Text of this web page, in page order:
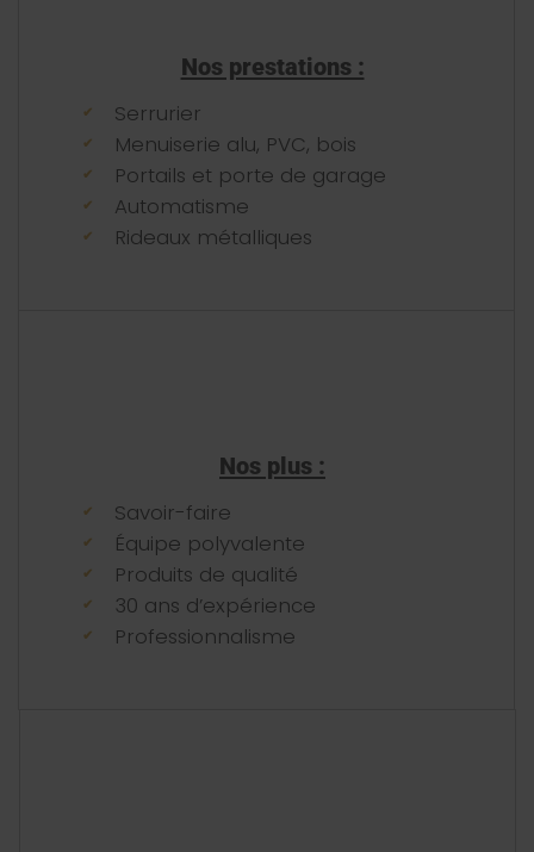
Nos prestations :
Serrurier
Menuiserie alu, PVC, bois
Portails et porte de garage
Automatisme
Rideaux métalliques
Nos plus :
Savoir-faire
Équipe polyvalente
Produits de qualité
30 ans d’expérience
Professionnalisme